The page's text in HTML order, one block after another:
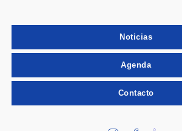
Noticias
Agenda
Contacto